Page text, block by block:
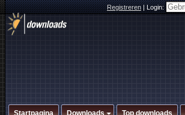
Registreren|Login:
Startpagina Downloads Top downloads